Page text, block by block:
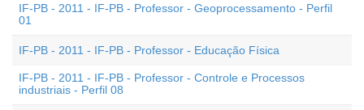
IF-PB - 2011 - IF-PB - Professor - Geoprocessamento - Perfil
01
IF-PB - 2011 - IF-PB - Professor - Educação Física
IF-PB - 2011 - IF-PB - Professor - Controle e Processos
industriais - Perfil 08